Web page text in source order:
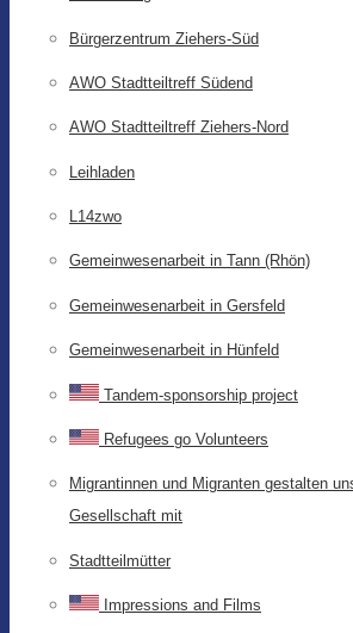
Bürgerzentrum Ziehers-Süd
AWO Stadtteiltreff Südend
AWO Stadtteiltreff Ziehers-Nord
Leihladen
L14zwo
Gemeinwesenarbeit in Tann (Rhön)
Gemeinwesenarbeit in Gersfeld
Gemeinwesenarbeit in Hünfeld
Tandem-sponsorship project
Refugees go Volunteers
Migrantinnen und Migranten gestalten
Gesellschaft mit
Stadtteilmütter
Impressions and Films